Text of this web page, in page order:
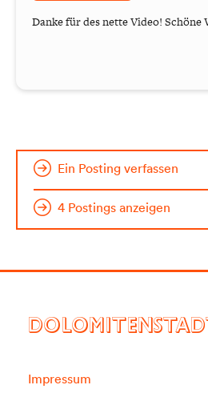
Danke für des nette Video! Schöne
Ein Posting verfassen
4 Postings anzeigen
Impressum